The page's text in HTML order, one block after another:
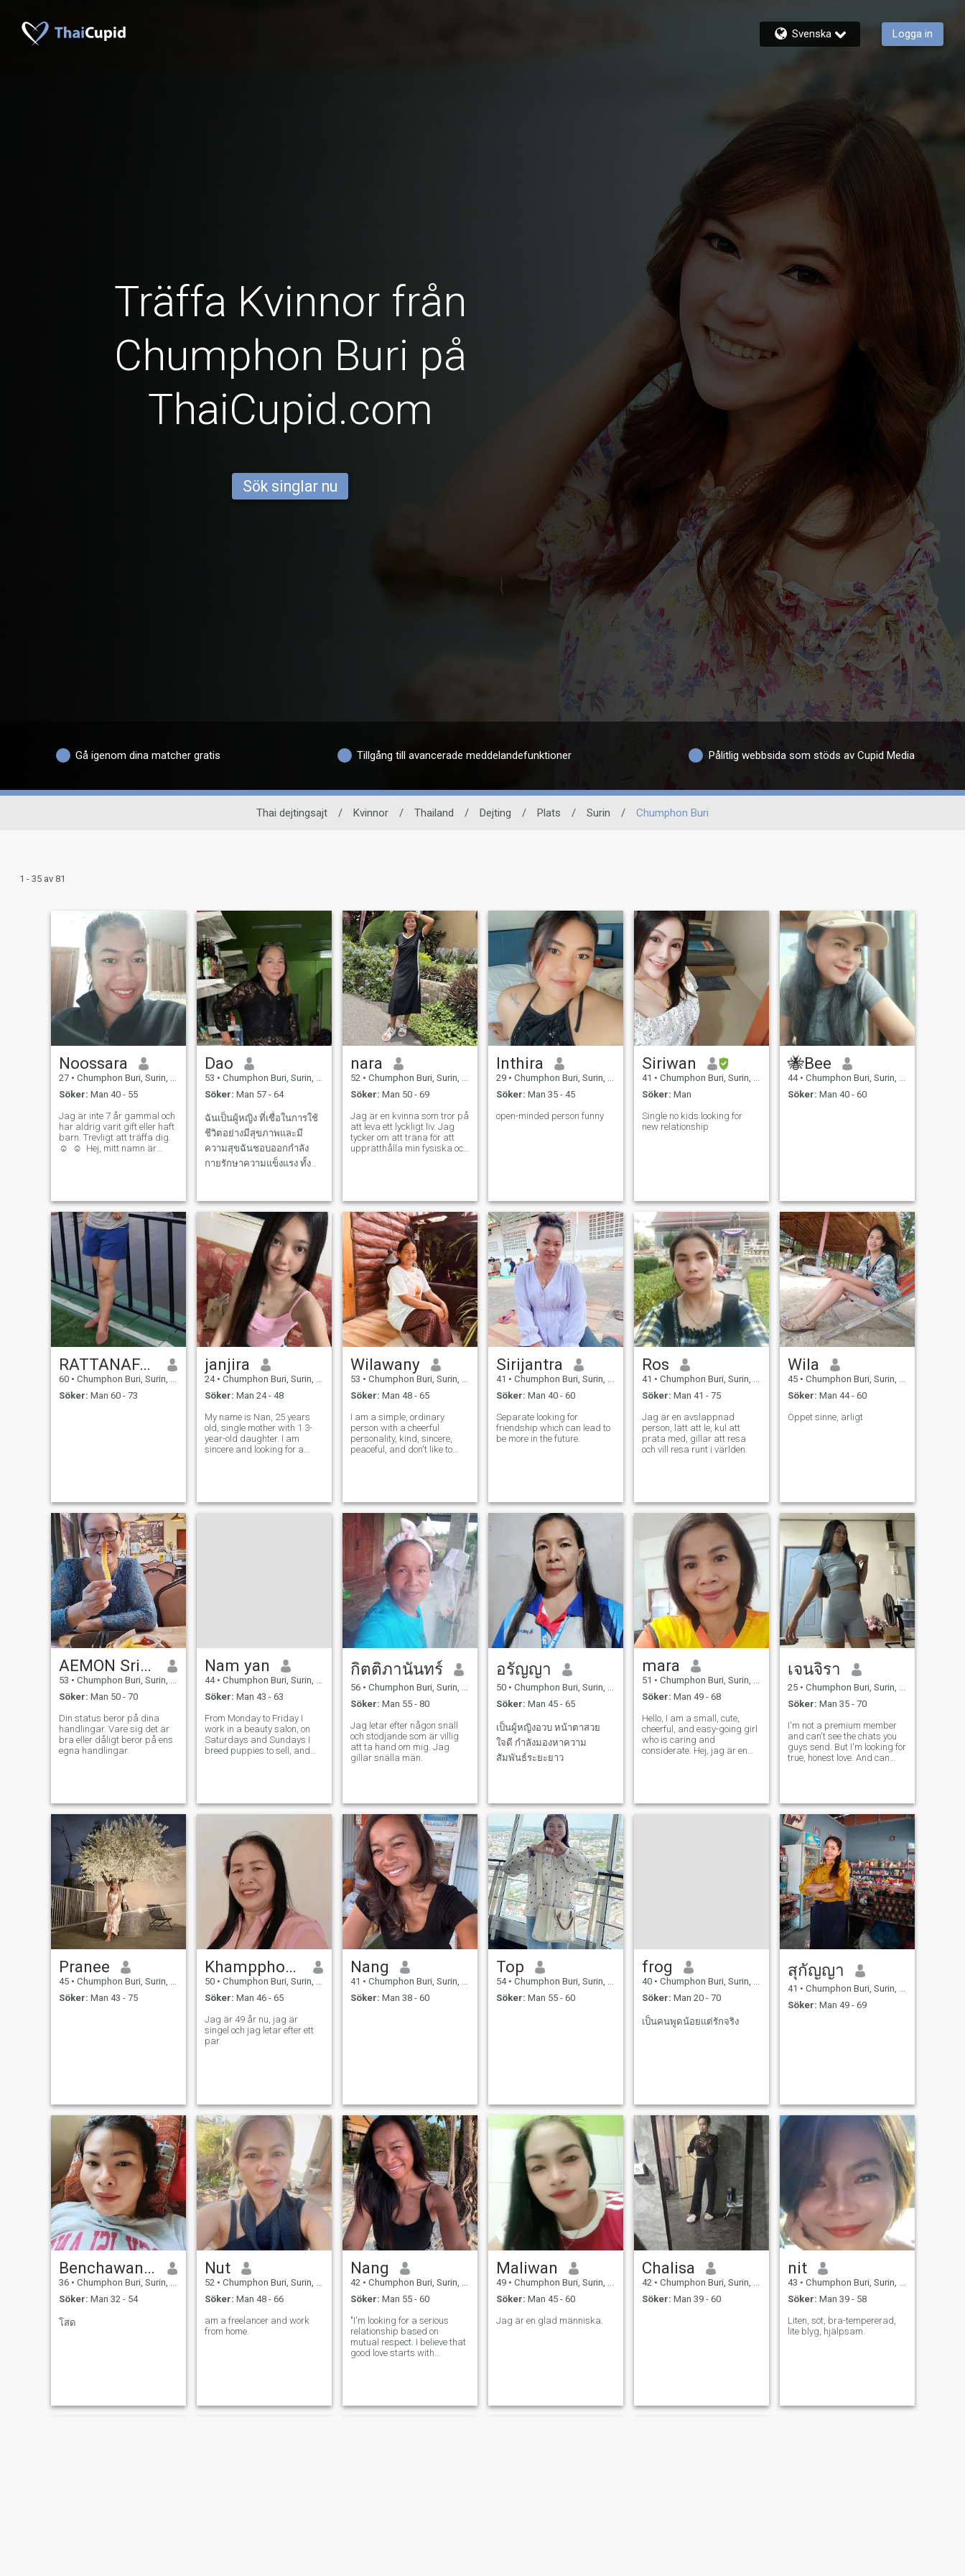
Svenska Logga in
Träffa Kvinnor från
Chumphon Buri på
ThaiCupid.com
Sök singlar nu
Gå igenom dina matcher gratis Tillgång till avancerade meddelandefunktioner Pålitlig webbsida som stöds av Cupid Media
Thai dejtingsajt / Kvinnor / Thailand / Dejting / Plats / Surin / Chumphon Buri
1 - 35 av 81
Noossara
27 • Chumphon Buri, Surin, Thailand
Söker: Man 40 - 55
Jag är inte 7 år gammal och
har aldrig varit gift eller haft
barn. Trevligt att träffa dig.
☺ ️ ☺ ️ Hej, mitt namn är
inte svara bra här.
Dao
53 • Chumphon Buri, Surin, Thailand
Söker: Man 57 - 64
ฉันเป็นผู้หญิง ที่เชื่อในการใช้
ชีวิตอย่างมีสุขภาพและมี
ความสุขฉันชอบออกกำลัง
กายรักษาความแข็งแรง ทั้ง
แบ่งปันพลังงานดีๆ ให้กับคน
รอบตัว ฉันไม่ได้มองหาความ
สัมพันธ์เล่นๆ หรือแค่ระยะสั้น
nara
52 • Chumphon Buri, Surin, Thailand
Söker: Man 50 - 69
Jag är en kvinna som tror på
att leva ett lyckligt liv. Jag
tycker om att träna för att
upprätthålla min fysiska och
positiv energi till alla runt
omkring mig. Jag letar inte
efter ett tillfälligt eller
kortvarigt förhållande. Mitt
hjärta är öppet för en man
som är uppriktig, snäll och
redo att skapa något
meningsfullt tillsammans.
Jag tror på långvarig
kärlek, respekt och att växa
tillsammans.
Inthira
29 • Chumphon Buri, Surin, Thailand
Söker: Man 35 - 45
open-minded person funny
Siriwan
41 • Chumphon Buri, Surin, Thailand
Söker: Man
Single no kids looking for
new relationship
🐝Bee
44 • Chumphon Buri, Surin, Thailand
Söker: Man 40 - 60
RATTANAFAIJIT
60 • Chumphon Buri, Surin, Thailand
Söker: Man 60 - 73
janjira
24 • Chumphon Buri, Surin, Thailand
Söker: Man 24 - 48
My name is Nan, 25 years
old, single mother with 1 3-
year-old daughter. I am
sincere and looking for a
Wilawany
53 • Chumphon Buri, Surin, Thailand
Söker: Man 48 - 65
I am a simple, ordinary
person with a cheerful
personality, kind, sincere,
peaceful, and don't like to
Sirijantra
41 • Chumphon Buri, Surin, Thailand
Söker: Man 40 - 60
Separate looking for
friendship which can lead to
be more in the future.
Ros
41 • Chumphon Buri, Surin, Thailand
Söker: Man 41 - 75
Jag är en avslappnad
person, lätt att le, kul att
prata med, gillar att resa
och vill resa runt i världen.
Wila
45 • Chumphon Buri, Surin, Thailand
Söker: Man 44 - 60
Öppet sinne, ärligt
AEMON Srisom
53 • Chumphon Buri, Surin, Thailand
Söker: Man 50 - 70
Din status beror på dina
handlingar. Vare sig det är
bra eller dåligt beror på ens
egna handlingar.
Nam yan
44 • Chumphon Buri, Surin, Thailand
Söker: Man 43 - 63
From Monday to Friday I
work in a beauty salon, on
Saturdays and Sundays I
breed puppies to sell, and
กิตติภานันทร์
56 • Chumphon Buri, Surin, Thailand
Söker: Man 55 - 80
Jag letar efter någon snäll
och stödjande som är villig
att ta hand om mig. Jag
gillar snälla män.
อรัญญา
50 • Chumphon Buri, Surin, Thailand
Söker: Man 45 - 65
เป็นผู้หญิงอวบ หน้าตาสวย
ใจดี กำลังมองหาความ
สัมพันธ์ระยะยาว
mara
51 • Chumphon Buri, Surin, Thailand
Söker: Man 49 - 68
Hello, I am a small, cute,
cheerful, and easy-going girl
who is caring and
considerate. Hej, jag är en
också, va? - Ja.
เจนจิรา
25 • Chumphon Buri, Surin, Thailand
Söker: Man 35 - 70
I'm not a premium member
and can't see the chats you
guys send. But I'm looking for
true, honest love. And can
Pranee
45 • Chumphon Buri, Surin, Thailand
Söker: Man 43 - 75
Khampphong
50 • Chumphon Buri, Surin, Thailand
Söker: Man 46 - 65
Jag är 49 år nu, jag är
singel och jag letar efter ett
par.
Nang
41 • Chumphon Buri, Surin, Thailand
Söker: Man 38 - 60
Top
54 • Chumphon Buri, Surin, Thailand
Söker: Man 55 - 60
frog
40 • Chumphon Buri, Surin, Thailand
Söker: Man 20 - 70
เป็นคนพูดน้อยแต่รักจริง
สุกัญญา
41 • Chumphon Buri, Surin, Thailand
Söker: Man 49 - 69
Benchawan Chapholee
36 • Chumphon Buri, Surin, Thailand
Söker: Man 32 - 54
โสด
Nut
52 • Chumphon Buri, Surin, Thailand
Söker: Man 48 - 66
am a freelancer and work
from home.
Nang
42 • Chumphon Buri, Surin, Thailand
Söker: Man 55 - 60
"I'm looking for a serious
relationship based on
mutual respect. I believe that
good love starts with
Maliwan
49 • Chumphon Buri, Surin, Thailand
Söker: Man 45 - 60
Jag är en glad människa.
Chalisa
42 • Chumphon Buri, Surin, Thailand
Söker: Man 39 - 60
nit
43 • Chumphon Buri, Surin, Thailand
Söker: Man 39 - 58
Liten, söt, bra-tempererad,
lite blyg, hjälpsam.